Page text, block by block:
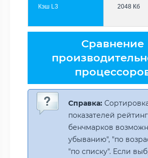
Кэш L3 2048 Кб
Сравнение
Справка:
показателей
бенчмарков
убыванию", "по
"по списку". Если